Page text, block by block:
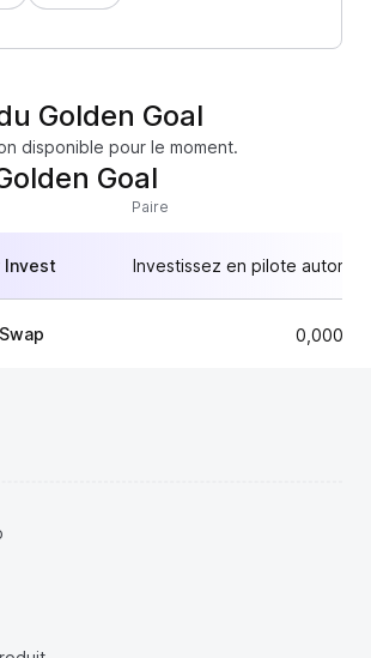
Golden Goal
disponible pour le moment.
Goal
Paire
Invest Investissez en pilote